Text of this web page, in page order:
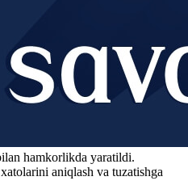
hamkorlikda yaratildi.
aniqlash va tuzatishga